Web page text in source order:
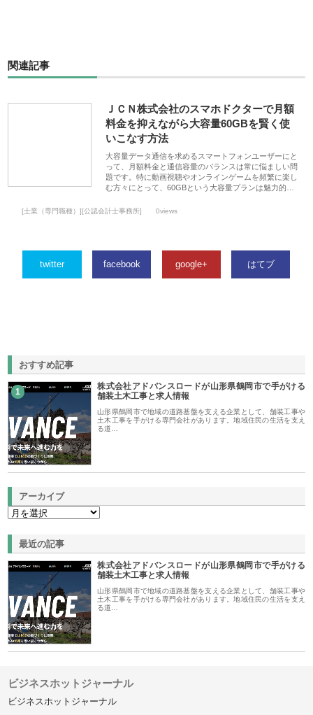
関連記事
ＪＣＮ株式会社のスマホドクターで月額
料金を抑えながら大容量60GBを賢く使
いこなす方法
大容量データ通信を求めるスマートフォンユーザーにと
って、月額料金と通信容量のバランスは常に悩ましい問
題です。特に動画視聴やオンラインゲームを頻繁に楽し
む方々にとって、60GBという大容量プランは魅力的…
[士業（専門職種）][公認会計士事務所] 0views
twitter facebook google+ はてブ
おすすめ記事
1
株式会社アドバンスロードが山形県鶴岡市で手がける
舗装土木工事と求人情報
山形県鶴岡市で地域の道路基盤を支える企業として、舗装工事や
土木工事を手がける専門会社があります。地域住民の生活を支え
る道…
アーカイブ
最近の記事
株式会社アドバンスロードが山形県鶴岡市で手がける
舗装土木工事と求人情報
山形県鶴岡市で地域の道路基盤を支える企業として、舗装工事や
土木工事を手がける専門会社があります。地域住民の生活を支え
る道…
ビジネスホットジャーナル
ビジネスホットジャーナル